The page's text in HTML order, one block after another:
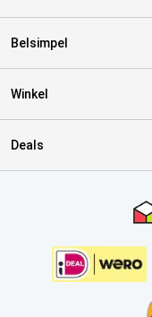
Belsimpel
Winkel
Deals